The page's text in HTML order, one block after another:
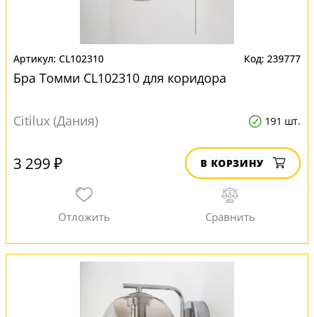
CL102310 239777
Бра Томми CL102310 для коридора
Citilux (Дания) 191 шт.
3 299 ₽ В КОРЗИНУ